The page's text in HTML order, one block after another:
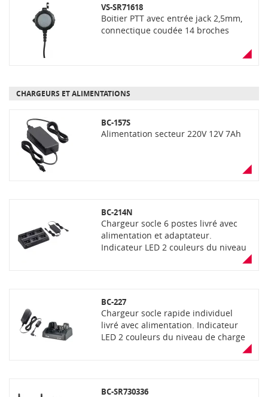
VS-SR71618
Boitier PTT avec entrée jack 2,5mm,
connectique coudée 14 broches
CHARGEURS ET ALIMENTATIONS
BC-157S
Alimentation secteur 220V 12V 7Ah
BC-214N
Chargeur socle 6 postes livré avec
alimentation et adaptateur.
Indicateur LED 2 couleurs du niveau
BC-227
Chargeur socle rapide individuel
livré avec alimentation. Indicateur
LED 2 couleurs du niveau de charge
BC-SR730336